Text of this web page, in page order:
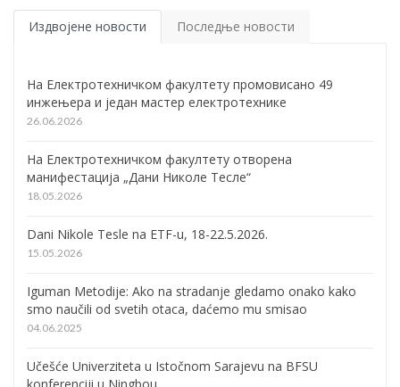
Издвојене новости Последње новости
На Електротехничком факултету промовисано 49
инжењера и један мастер електротехнике
26.06.2026
На Електротехничком факултету отворена
манифестација „Дани Николе Тесле“
18.05.2026
Dani Nikole Tesle na ETF-u, 18-22.5.2026.
15.05.2026
Iguman Metodije: Ako na stradanje gledamo onako kako
smo naučili od svetih otaca, daćemo mu smisao
04.06.2025
Učešće Univerziteta u Istočnom Sarajevu na BFSU